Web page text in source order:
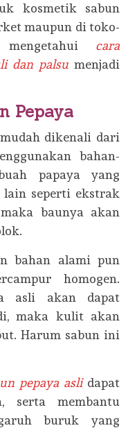
kosmetik sabun
maupun di toko-
cara
dan palsu menjadi
Pepaya
dikenali dari
bahan-
papaya yang
lain seperti ekstrak
baunya akan
bahan alami pun
homogen.
asli akan dapat
maka kulit akan
Harum sabun ini
pepaya aslidapat
serta membantu
buruk yang